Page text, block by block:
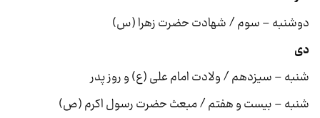
دوشنبه – سوم / شهادت حضرت زهرا (س)
دی
شنبه – سیزدهم / ولادت امام علی (ع) و روز پدر
شنبه – بیست و هفتم / مبعث حضرت رسول اکرم (ص)